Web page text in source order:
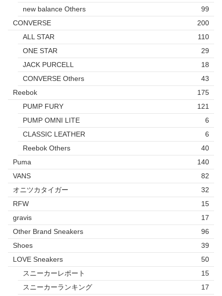
new balance Others
99
CONVERSE
200
ALL STAR
110
ONE STAR
29
JACK PURCELL
18
CONVERSE Others
43
Reebok
175
PUMP FURY
121
PUMP OMNI LITE
6
CLASSIC LEATHER
6
Reebok Others
40
Puma
140
VANS
82
オニツカタイガー
32
RFW
15
gravis
17
Other Brand Sneakers
96
Shoes
39
LOVE Sneakers
50
スニーカーレポート
15
スニーカーランキング
17